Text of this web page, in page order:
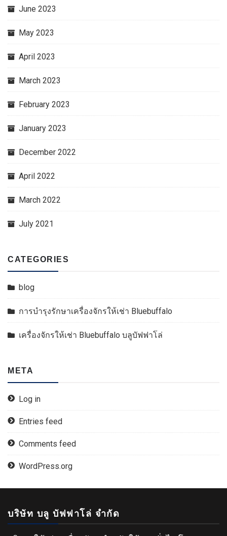
June 2023
May 2023
April 2023
March 2023
February 2023
January 2023
December 2022
April 2022
March 2022
July 2021
CATEGORIES
blog
การบำรุงรักษาเครื่องจักรให้เช่า Bluebuffalo
เครื่องจักรให้เช่า Bluebuffalo บลูบัฟฟาโล่
META
Log in
Entries feed
Comments feed
WordPress.org
บริษัท บลู บัฟฟาโล่ จำกัด